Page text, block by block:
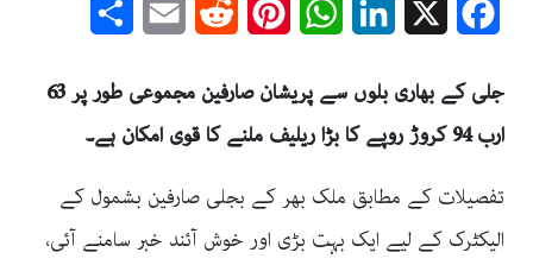
Facebook
LinkedIn
WhatsApp
Pinterest
Reddit
Email
جلی کے بھاری بلوں سے پریشان صارفین مجموعی طور پر 63
ارب 94 کروڑ روپے کا بڑا ریلیف ملنے کا قوی امکان ہے۔
تفصیلات کے مطابق ملک بھر کے بجلی صارفین بشمول کے
الیکٹرک کے لیے ایک بہت بڑی اور خوش آئند خبر سامنے آئی،